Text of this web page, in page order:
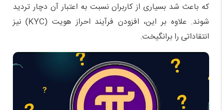
که باعث شد بسیاری از کاربران نسبت به اعتبار آن دچار تردید
شوند. علاوه بر این، افزودن فرآیند احراز هویت (KYC) نیز
انتقاداتی را برانگیخت.